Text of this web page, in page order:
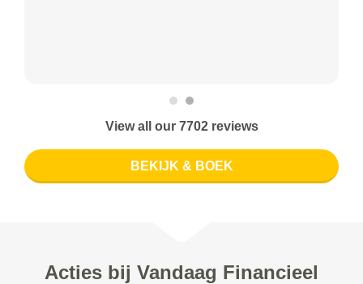
View all our 7702 reviews
BEKIJK & BOEK
Acties bij Vandaag Financieel